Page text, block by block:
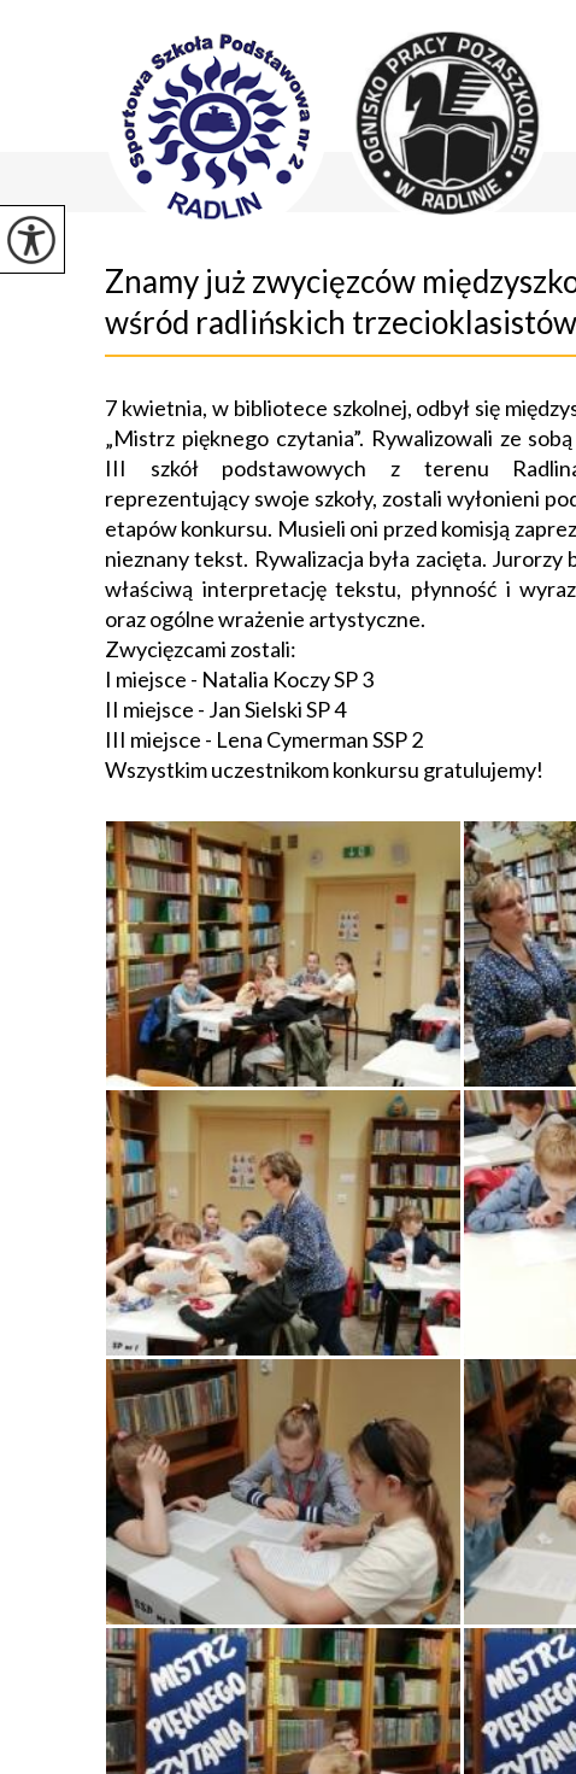
Znamy już zwycięzców
wśród radlińskich trzecioklasistów
7 kwietnia, w bibliotece szkolnej, odbył się
„Mistrz pięknego czytania”. Rywalizowali ze
III szkół podstawowych z terenu
reprezentujący swoje szkoły, zostali wyłonieni
etapów konkursu. Musieli oni przed komisją
nieznany tekst. Rywalizacja była zacięta. Jurorzy
właściwą interpretację tekstu, płynność i
oraz ogólne wrażenie artystyczne.
Zwycięzcami zostali:
I miejsce - Natalia Koczy SP 3
II miejsce - Jan Sielski SP 4
III miejsce - Lena Cymerman SSP 2
Wszystkim uczestnikom konkursu gratulujemy!